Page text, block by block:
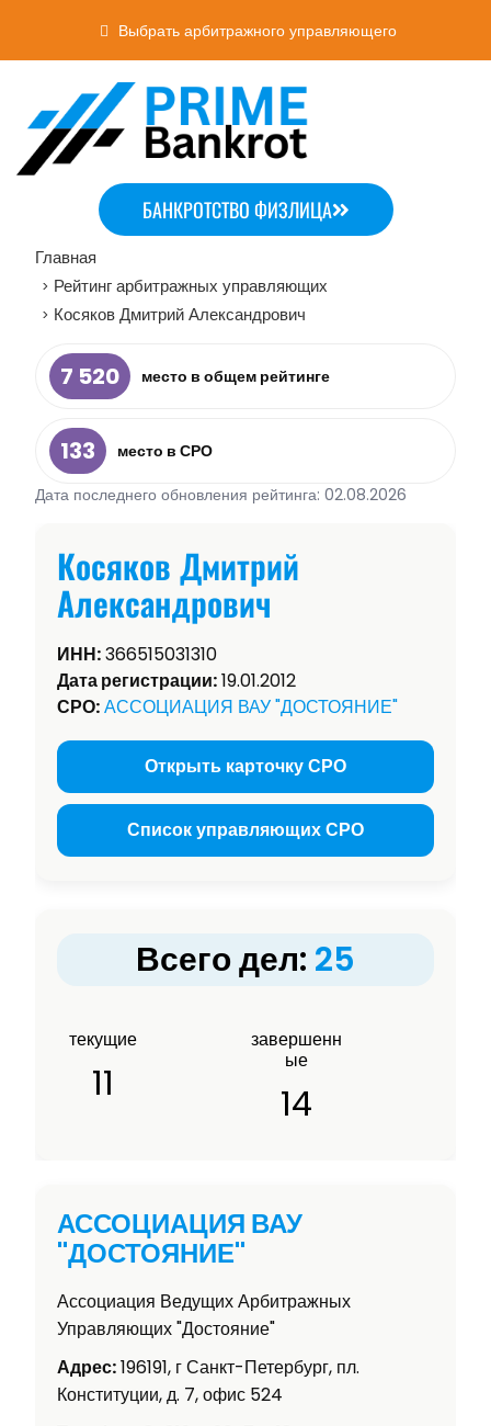
Выбрать арбитражного управляющего
БАНКРОТСТВО ФИЗЛИЦА
Главная
> Рейтинг арбитражных управляющих
> Косяков Дмитрий Александрович
7 520 место в общем рейтинге
133
место в СРО
Дата последнего обновления рейтинга: 02.08.2026
Косяков Дмитрий
Александрович
ИНН:366515031310
Дата регистрации:19.01.2012
СРО:АССОЦИАЦИЯ ВАУ "ДОСТОЯНИЕ"
Открыть карточку СРО
Список управляющих СРО
Всего дел: 25
текущие
11
завершенн
ые
14
АССОЦИАЦИЯ ВАУ
"ДОСТОЯНИЕ"
Ассоциация Ведущих Арбитражных
Управляющих "Достояние"
Адрес:196191, г Санкт-Петербург, пл.
Конституции, д. 7, офис 524